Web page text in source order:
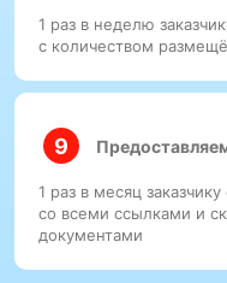
1 раз в неделю
с количеством
1 раз в месяц
со всеми ссылками и
документами